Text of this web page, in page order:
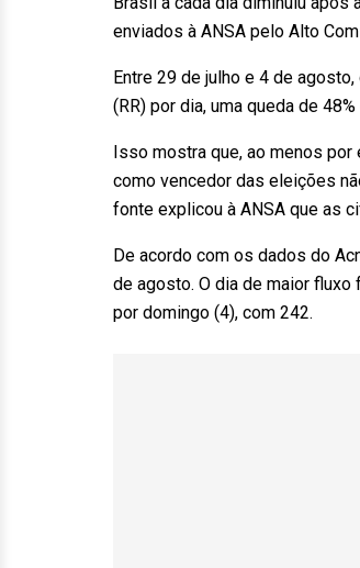
enviados à ANSA pelo Alto
Entre 29 de julho e 4 de
(RR) por dia, uma queda de
Isso mostra que, ao menos
como vencedor das eleições
fonte explicou à ANSA que as
De acordo com os dados do
de agosto. O dia de maior
por domingo (4), com 242.